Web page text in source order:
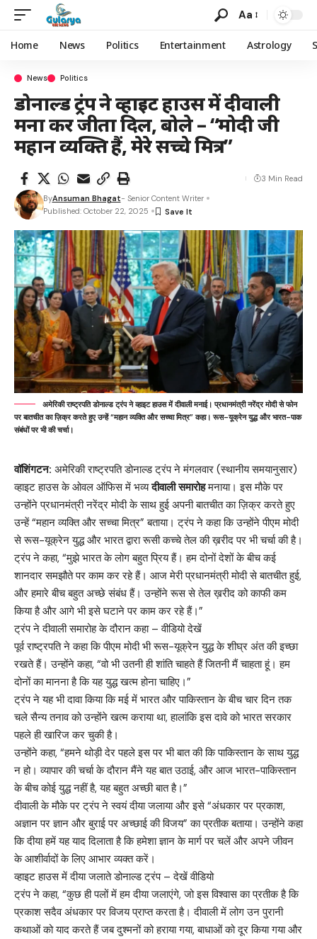
Aa
Home News Politics Entertainment Astrology
News Politics
डोनाल्ड ट्रंप ने व्हाइट हाउस में दीवाली
मना कर जीता दिल, बोले – “मोदी जी
महान व्यक्ति हैं, मेरे सच्चे मित्र”
ByAnsuman Bhagat- Senior Content Writer
Published: October 22, 2025
3 Min Read
अमेरिकी राष्ट्रपति डोनाल्ड ट्रंप ने व्हाइट हाउस में दीवाली मनाई। प्रधानमंत्री नरेंद्र मोदी से फोन
पर बातचीत का ज़िक्र करते हुए उन्हें “महान व्यक्ति और सच्चा मित्र” कहा। रूस-यूक्रेन युद्ध और भारत-पाक
संबंधों पर भी की चर्चा।
वॉशिंगटन: अमेरिकी राष्ट्रपति डोनाल्ड ट्रंप ने मंगलवार (स्थानीय समयानुसार)
व्हाइट हाउस के ओवल ऑफिस में भव्यदीवाली समारोहमनाया। इस मौके पर
उन्होंने प्रधानमंत्री नरेंद्र मोदी के साथ हुई अपनी बातचीत का ज़िक्र करते हुए
उन्हें “महान व्यक्ति और सच्चा मित्र” बताया। ट्रंप ने कहा कि उन्होंने पीएम मोदी
से रूस-यूक्रेन युद्ध और भारत द्वारा रूसी कच्चे तेल की ख़रीद पर भी चर्चा की है।
ट्रंप ने कहा, “मुझे भारत के लोग बहुत प्रिय हैं। हम दोनों देशों के बीच कई
शानदार समझौते पर काम कर रहे हैं। आज मेरी प्रधानमंत्री मोदी से बातचीत हुई,
और हमारे बीच बहुत अच्छे संबंध हैं। उन्होंने रूस से तेल ख़रीद को काफी कम
किया है और आगे भी इसे घटाने पर काम कर रहे हैं।”
ट्रंप ने दीवाली समारोह के दौरान कहा – वीडियो देखें
पूर्व राष्ट्रपति ने कहा कि पीएम मोदी भी रूस-यूक्रेन युद्ध के शीघ्र अंत की इच्छा
रखते हैं। उन्होंने कहा, “वो भी उतनी ही शांति चाहते हैं जितनी मैं चाहता हूं। हम
दोनों का मानना है कि यह युद्ध खत्म होना चाहिए।”
ट्रंप ने यह भी दावा किया कि मई में भारत और पाकिस्तान के बीच चार दिन तक
चले सैन्य तनाव को उन्होंने खत्म कराया था, हालांकि इस दावे को भारत सरकार
पहले ही खारिज कर चुकी है।
उन्होंने कहा, “हमने थोड़ी देर पहले इस पर भी बात की कि पाकिस्तान के साथ युद्ध
न हो। व्यापार की चर्चा के दौरान मैंने यह बात उठाई, और आज भारत-पाकिस्तान
के बीच कोई युद्ध नहीं है, यह बहुत अच्छी बात है।”
दीवाली के मौके पर ट्रंप ने स्वयं दीया जलाया और इसे “अंधकार पर प्रकाश,
अज्ञान पर ज्ञान और बुराई पर अच्छाई की विजय” का प्रतीक बताया। उन्होंने कहा
कि दीया हमें यह याद दिलाता है कि हमेशा ज्ञान के मार्ग पर चलें और अपने जीवन
के आशीर्वादों के लिए आभार व्यक्त करें।
व्हाइट हाउस में दीया जलाते डोनाल्ड ट्रंप – देखें वीडियो
ट्रंप ने कहा, “कुछ ही पलों में हम दीया जलाएंगे, जो इस विश्वास का प्रतीक है कि
प्रकाश सदैव अंधकार पर विजय प्राप्त करता है। दीवाली में लोग उन पुरानी
कथाओं को याद करते हैं जब दुश्मनों को हराया गया, बाधाओं को दूर किया गया और